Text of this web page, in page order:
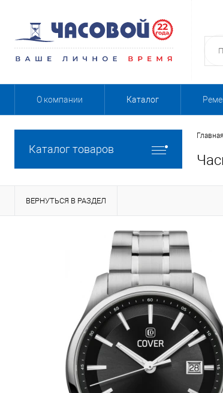
О компании Каталог
Каталог товаров
ВЕРНУТЬСЯ В РАЗДЕЛ